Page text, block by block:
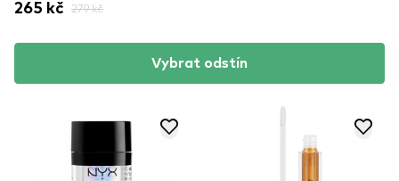
265 kč 279 kč
Vybrat odstín